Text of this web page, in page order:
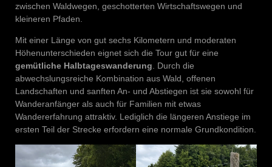
zwischen Waldwegen, geschotterten Wirtschaftswegen und
kleineren Pfaden.
Mit einer Länge von gut sechs Kilometern und moderaten
Höhenunterschieden eignet sich die Tour gut für eine
gemütliche Halbtageswanderung . Durch die
abwechslungsreiche Kombination aus Wald, offenen
Landschaften und sanften An- und Abstiegen ist sie sowohl für
Wanderanfänger als auch für Familien mit etwas
Wandererfahrung attraktiv. Lediglich die längeren Anstiege im
ersten Teil der Strecke erfordern eine normale Grundkondition.